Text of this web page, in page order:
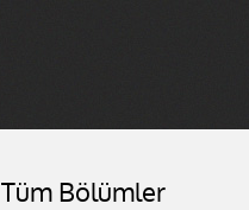
Tüm Bölümler